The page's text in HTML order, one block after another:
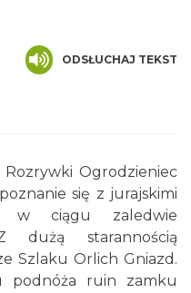
ODSŁUCHAJ TEKST
Ogrodzieniec
się z jurajskimi
w ciągu zaledwie
dużą starannością
Szlaku Orlich Gniazd.
podnóża ruin zamku